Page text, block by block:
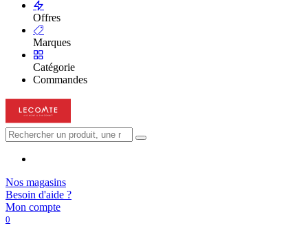
Offres
Marques
Catégorie
Commandes
Nos magasins
Besoin d'aide ?
Mon compte
0